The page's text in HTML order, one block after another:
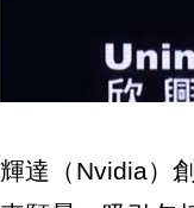
輝達（Nvidia）